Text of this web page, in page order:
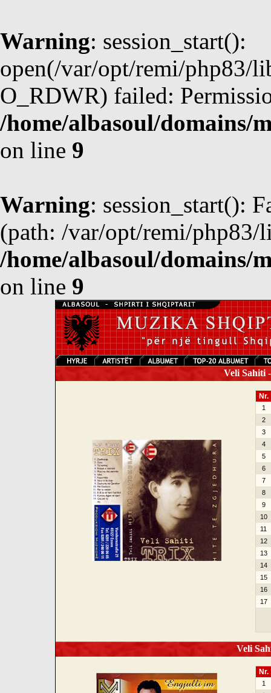
Warning: session_start():
open(/var/opt/remi/php83/
O_RDWR) failed:
/home/albasoul/domains/
on line 9
Warning: session_start():
(path: /var/opt/remi/php83/
/home/albasoul/domains/
on line 9
Veli Sahiti
Nr.
1
2
3
4
5
6
7
8
9
10
11
12
13
14
15
16
17
Veli
Nr.
1